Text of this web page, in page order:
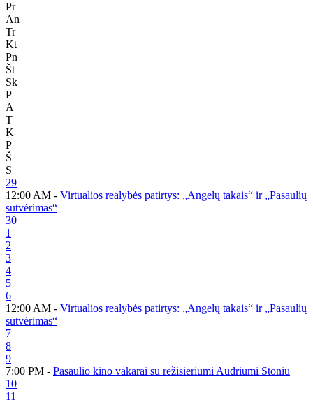
Pr
An
Tr
Kt
Pn
Št
Sk
P
A
T
K
P
Š
S
29
12:00 AM - Virtualios realybės patirtys: „Angelų takais“ ir „Pasaulių
sutvėrimas“
30
1
2
3
4
5
6
12:00 AM - Virtualios realybės patirtys: „Angelų takais“ ir „Pasaulių
sutvėrimas“
7
8
9
7:00 PM - Pasaulio kino vakarai su režisieriumi Audriumi Stoniu
10
11